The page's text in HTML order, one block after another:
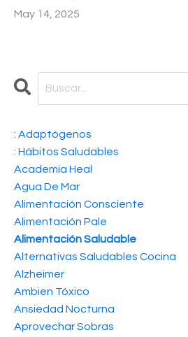
May 14, 2025
: Adaptógenos
: Hábitos Saludables
Academia Heal
Agua De Mar
Alimentación Consciente
Alimentación Pale
Alimentación Saludable
Alternativas Saludables Cocina
Alzheimer
Ambien Tóxico
Ansiedad Nocturna
Aprovechar Sobras